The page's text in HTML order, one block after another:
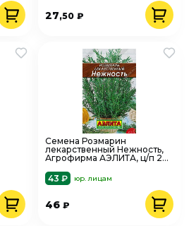
27,50 ₽
Семена Розмарин
лекарственный Нежность,
Агрофирма АЭЛИТА, ц/п 20
43 ₽
юр. лицам
46₽